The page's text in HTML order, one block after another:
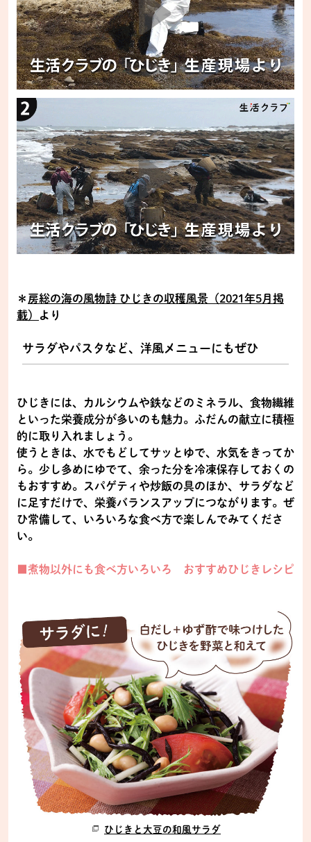
＊ 房総の海の風物詩 ひじきの収穫風景（2021年5月掲
載）
より
サラダやパスタなど、洋風メニューにもぜひ
ひじきには、カルシウムや鉄などのミネラル、食物繊維
といった栄養成分が多いのも魅力。ふだんの献立に積極
的に取り入れましょう。
使うときは、水でもどしてサッとゆで、水気をきってか
ら。少し多めにゆでて、余った分を冷凍保存しておくの
もおすすめ。スパゲティや炒飯の具のほか、サラダなど
に足すだけで、栄養バランスアップにつながります。ぜ
ひ常備して、いろいろな食べ方で楽しんでみてくださ
い。
■煮物以外にも食べ方いろいろ おすすめひじきレシピ
ひじきと大豆の和風サラダ